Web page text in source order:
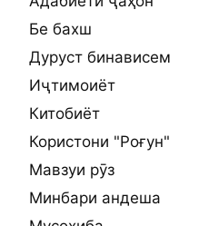
Бе бахш
Дуруст бинависем
Иҷтимоиёт
Китобиёт
Користони "Роғун"
Мавзуи рӯз
Минбари андеша